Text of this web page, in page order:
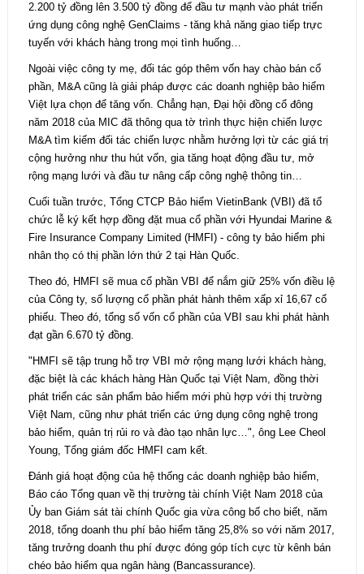
2.200 tỷ đồng lên 3.500 tỷ đồng để đầu tư mạnh vào phát triển
ứng dụng công nghệ GenClaims - tăng khả năng giao tiếp trực
tuyến với khách hàng trong mọi tình huống…
Ngoài việc công ty mẹ, đối tác góp thêm vốn hay chào bán cổ
phần, M&A cũng là giải pháp được các doanh nghiệp bảo hiểm
Việt lựa chọn để tăng vốn. Chẳng hạn, Đại hội đồng cổ đông
năm 2018 của MIC đã thông qua tờ trình thực hiện chiến lược
M&A tìm kiếm đối tác chiến lược nhằm hưởng lợi từ các giá trị
cộng hưởng như thu hút vốn, gia tăng hoạt động đầu tư, mở
rộng mạng lưới và đầu tư nâng cấp công nghệ thông tin…
Cuối tuần trước, Tổng CTCP Bảo hiểm VietinBank (VBI) đã tổ
chức lễ ký kết hợp đồng đặt mua cổ phần với Hyundai Marine &
Fire Insurance Company Limited (HMFI) - công ty bảo hiểm phi
nhân thọ có thị phần lớn thứ 2 tại Hàn Quốc.
Theo đó, HMFI sẽ mua cổ phần VBI để nắm giữ 25% vốn điều lệ
của Công ty, số lượng cổ phần phát hành thêm xấp xỉ 16,67 cổ
phiếu. Theo đó, tổng số vốn cổ phần của VBI sau khi phát hành
đạt gần 6.670 tỷ đồng.
"HMFI sẽ tập trung hỗ trợ VBI mở rộng mạng lưới khách hàng,
đặc biệt là các khách hàng Hàn Quốc tại Việt Nam, đồng thời
phát triển các sản phẩm bảo hiểm mới phù hợp với thị trường
Việt Nam, cũng như phát triển các ứng dụng công nghệ trong
bảo hiểm, quản trị rủi ro và đào tạo nhân lực…", ông Lee Cheol
Young, Tổng giám đốc HMFI cam kết.
Đánh giá hoạt động của hệ thống các doanh nghiệp bảo hiểm,
Báo cáo Tổng quan về thị trường tài chính Việt Nam 2018 của
Ủy ban Giám sát tài chính Quốc gia vừa công bố cho biết, năm
2018, tổng doanh thu phí bảo hiểm tăng 25,8% so với năm 2017,
tăng trưởng doanh thu phí được đóng góp tích cực từ kênh bán
chéo bảo hiểm qua ngân hàng (Bancassurance).